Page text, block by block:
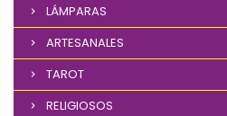
LÁMPARAS
ARTESANALES
TAROT
RELIGIOSOS